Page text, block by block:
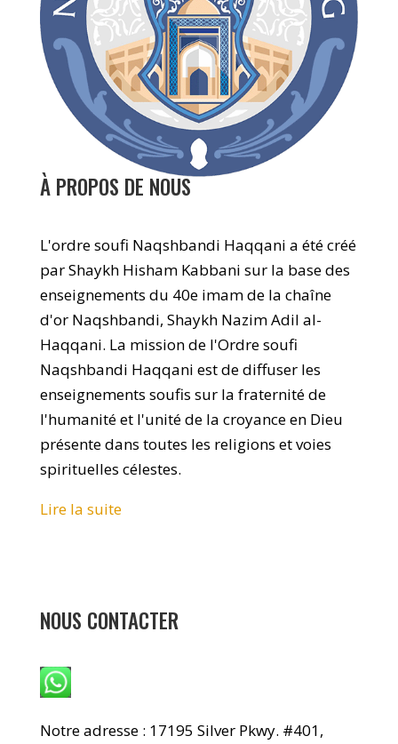
À PROPOS DE NOUS
L'ordre soufi Naqshbandi Haqqani a été créé
par Shaykh Hisham Kabbani sur la base des
enseignements du 40e imam de la chaîne
d'or Naqshbandi, Shaykh Nazim Adil al-
Haqqani. La mission de l'Ordre soufi
Naqshbandi Haqqani est de diffuser les
enseignements soufis sur la fraternité de
l'humanité et l'unité de la croyance en Dieu
présente dans toutes les religions et voies
spirituelles célestes.
Lire la suite
NOUS CONTACTER
WhatsApp : +1 240-499-5704
Notre adresse : 17195 Silver Pkwy. #401,